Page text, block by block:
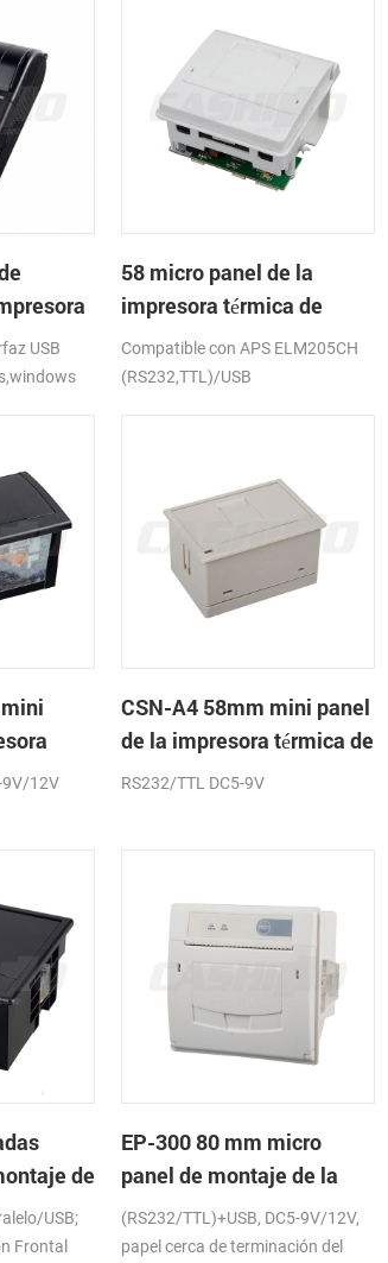
USB
58 micro panel de la
impresora térmica de
recibos CSN-A1
Compatible con APS ELM205CH
(RS232,TTL)/USB
9V/12V
CSN-A4 58mm mini panel
de la impresora térmica de
recibos
RS232/TTL DC5-9V
de
de
USB;
Frontal
EP-300 80 mm micro
panel de montaje de la
impresora térmica de
recibos
(RS232/TTL)+USB, DC5-9V/12V,
papel cerca de terminación del